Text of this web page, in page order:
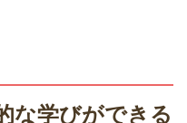
な学びができる